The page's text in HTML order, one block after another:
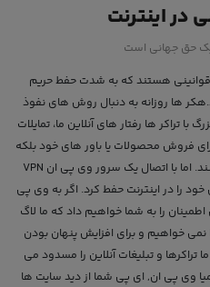
اینترنت
حق جهانی است
قوانينی هستند كه به شدت حفط حریم
ها روزانه به دنبال روش های نفوذ
تراکر ها رفتار های آنلاین ما، تمایلات
فروش محصولات یا باور های خود بلکه
چگونه افکار و ایده های ما را کنترل کنند. اما با اتصال یک سرور وی پی ان VPN
را در اینترنت حفط کرد. اگر به وی پی
را به شما خواهیم داد که ما لاگ
خواهیم و برای افزایش پنهان بودن
و تبلیغات آنلاین را مسدود می
وی پی ان, ای پی شما از دید سایت ها